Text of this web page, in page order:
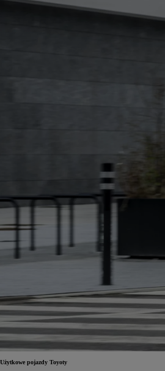
Użytkowe pojazdy Toyoty